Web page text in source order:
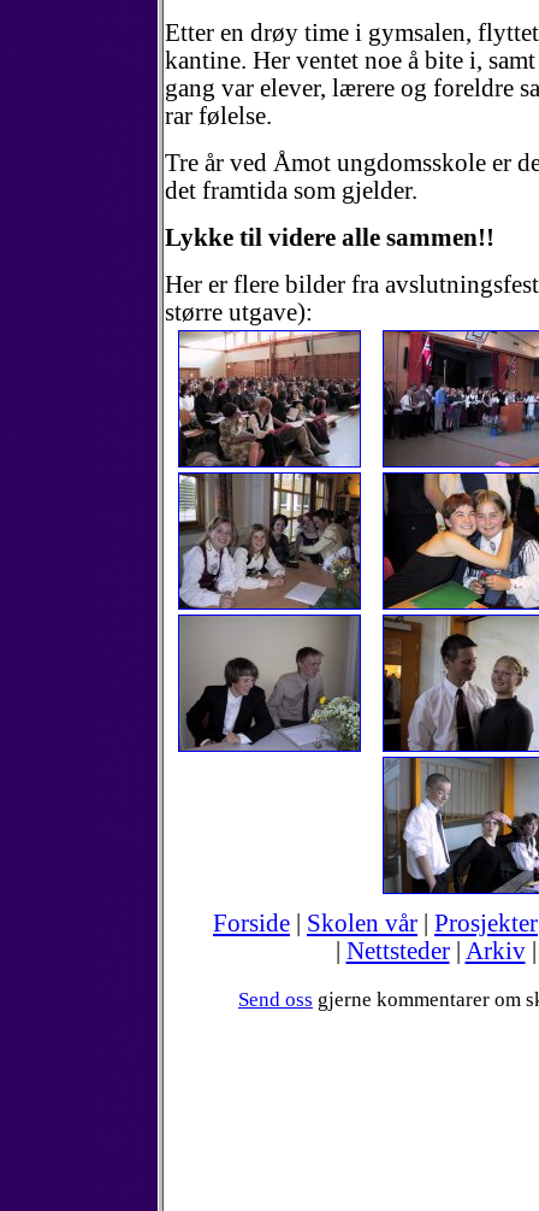
Etter en drøy time i gymsalen,
kantine. Her ventet noe å bite i,
gang var elever, lærere og foreldre
rar følelse.
Tre år ved Åmot ungdomsskole er
det framtida som gjelder.
Lykke til videre alle sammen!!
Her er flere bilder fra
større utgave):
Forside Skolen vår Prosjekter
Nettsteder| Arkiv
Send oss gjerne kommentarer om